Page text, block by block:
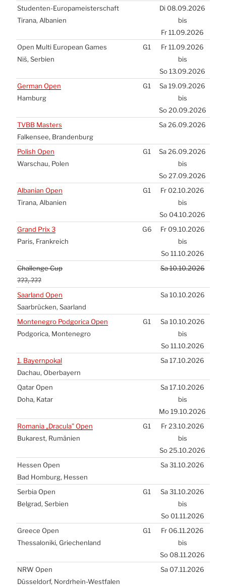
Stu­den­ten-Euro­pa­meis­ter­schaft
Tira­na, Alba­ni­en
Di 08.09.2026
bis
Fr 11.09.2026
Open Mul­ti Euro­pean Games
Niš, Ser­bi­en
G1
Fr 11.09.2026
bis
So 13.09.2026
Ger­man Open
Ham­burg
G1
Sa 19.09.2026
bis
So 20.09.2026
TVBB Mas­ters
Fal­ken­see, Bran­den­burg
Sa 26.09.2026
Polish Open
War­schau, Polen
G1
Sa 26.09.2026
bis
So 27.09.2026
Alba­ni­an Open
Tira­na, Alba­ni­en
G1
Fr 02.10.2026
bis
So 04.10.2026
Grand Prix 3
Paris, Frank­reich
G6
Fr 09.10.2026
bis
So 11.10.2026
Chal­len­ge Cup
???, ???
Sa 10.10.2026
Saar­land Open
Saar­brü­cken, Saar­land
Sa 10.10.2026
Mon­te­ne­gro Pod­go­ri­ca Open
Pod­go­ri­ca, Mon­te­ne­gro
G1
Sa 10.10.2026
bis
So 11.10.2026
1. Bay­ern­po­kal
Dach­au, Ober­bay­ern
Sa 17.10.2026
Qatar Open
Doha, Katar
Sa 17.10.2026
bis
Mo 19.10.2026
Roma­nia „Dra­cu­la” Open
Buka­rest, Rumä­ni­en
G1
Fr 23.10.2026
bis
So 25.10.2026
Hes­sen Open
Bad Hom­burg, Hes­sen
Sa 31.10.2026
Ser­bia Open
Bel­grad, Ser­bi­en
G1
Sa 31.10.2026
bis
So 01.11.2026
Greece Open
Thes­sa­lo­ni­ki, Grie­chen­land
G1
Fr 06.11.2026
bis
So 08.11.2026
NRW Open
Düs­sel­dorf, Nord­rhein-West­fa­len
Sa 07.11.2026